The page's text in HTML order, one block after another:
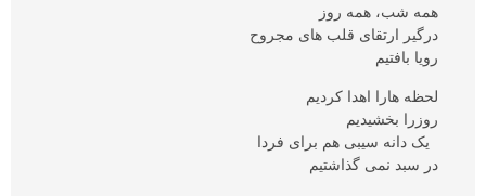
همه شب، همه روز
درگیر ارتقای قلب های مجروح
رویا بافتیم
لحظه هارا اهدا کردیم
روزرا بخشیدیم
یک دانه سیبی هم برای فردا
در سبد نمی گذاشتیم